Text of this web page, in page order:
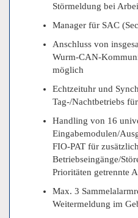
Störmeldung bei
Manager für SAC
Anschluss von
Wurm-CAN-
möglich
Echtzeituhr und
Tag-/Nachtbetriebs
Handling von 16
Eingabemodulen/
FIO-PAT für
Betriebseingänge/
Prioritäten getrennte
Max. 3
Weitermeldung im